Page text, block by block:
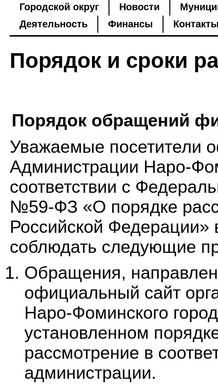
Городской округ Новости
Деятельность
Финансы
Порядок и сроки
Порядок обращений
Уважаемые посетители
Администрации Наро-
соответствии с
№59-ФЗ «О порядке
Российской
соблюдать следующие
Обращения,
официальный сайт
Наро-Фоминского
установленном
рассмотрение в
администрации.